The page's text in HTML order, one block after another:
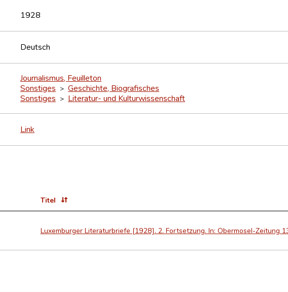
1928
Deutsch
Journalismus, Feuilleton
Sonstiges > Geschichte, Biografisches
Sonstiges > Literatur- und Kulturwissenschaft
Link
Titel
Luxemburger Literaturbriefe [1928]. 2. Fortsetzung. In: Obermosel-Zeitung